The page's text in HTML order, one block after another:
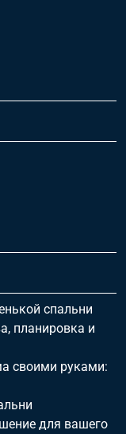
спальни
планировка и
своими руками:
для вашего